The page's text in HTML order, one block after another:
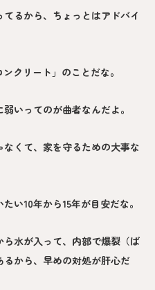
るから、ちょっとはアドバイ
クリート」のことだな。
いってのが曲者なんだよ。
くて、家を守るための大事な
い10年から15年が目安だな。
水が入って、内部で爆裂（ば
から、早めの対処が肝心だ